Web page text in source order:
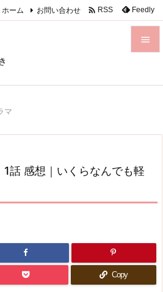

次へ
検索
ホーム お問い合わせ  RSS Feedly
マ
1話 感想｜いくらなんでも軽
Copy